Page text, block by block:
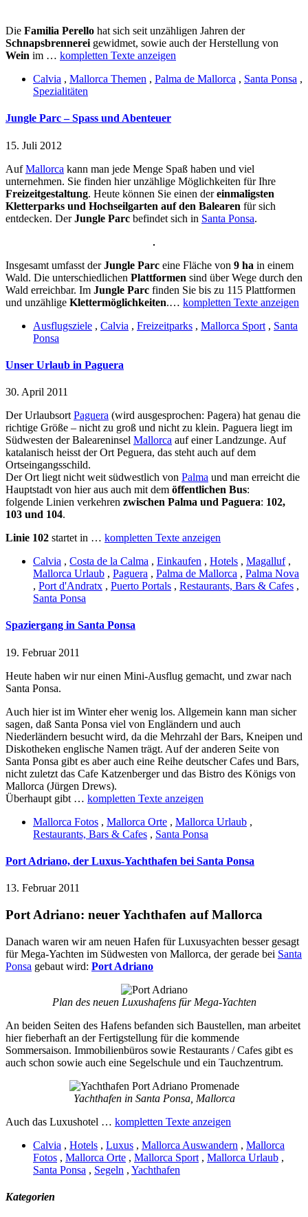
Die Familia Perello hat sich seit unzähligen Jahren der
Schnapsbrennerei gewidmet, sowie auch der Herstellung von
Wein im … kompletten Texte anzeigen
Calvia , Mallorca Themen , Palma de Mallorca , Santa Ponsa ,
Spezialitäten
Jungle Parc – Spass und Abenteuer
15. Juli 2012
AufMallorca kann man jede Menge Spaß haben und viel
unternehmen. Sie finden hier unzählige Möglichkeiten für Ihre
Freizeitgestaltung. Heute können Sie einen dereinmaligsten
Kletterparks und Hochseilgarten auf den Balearen für sich
entdecken. DerJungle Parc befindet sich in Santa Ponsa.
Insgesamt umfasst derJungle Parc eine Fläche von 9 ha in einem
Wald. Die unterschiedlichen Plattformen sind über Wege durch den
Wald erreichbar. Im Jungle Parc finden Sie bis zu 115 Plattformen
und unzählige Klettermöglichkeiten.… kompletten Texte anzeigen
Ausflugsziele , Calvia , Freizeitparks , Mallorca Sport , Santa
Ponsa
Unser Urlaub in Paguera
30. April 2011
Der Urlaubsort Paguera (wird ausgesprochen: Pagera) hat genau die
richtige Größe – nicht zu groß und nicht zu klein. Paguera liegt im
Südwesten der Baleareninsel Mallorca auf einer Landzunge. Auf
katalanisch heisst der Ort Peguera, das steht auch auf dem
Ortseingangsschild.
Der Ort liegt nicht weit südwestlich von Palma und man erreicht die
Hauptstadt von hier aus auch mit dem öffentlichen Bus:
folgende Linien verkehren zwischen Palma und Paguera: 102,
103 und 104.
Linie 102 startet in … kompletten Texte anzeigen
Calvia , Costa de la Calma , Einkaufen , Hotels , Magalluf,
Mallorca Urlaub , Paguera , Palma de Mallorca , Palma Nova
, Port d'Andratx , Puerto Portals , Restaurants, Bars & Cafes ,
Santa Ponsa
Spaziergang in Santa Ponsa
19. Februar 2011
Heute haben wir nur einen Mini-Ausflug gemacht, und zwar nach
Santa Ponsa.
Auch hier ist im Winter eher wenig los. Allgemein kann man sicher
sagen, daß Santa Ponsa viel von Engländern und auch
Niederländern besucht wird, da die Mehrzahl der Bars, Kneipen und
Diskotheken englische Namen trägt. Auf der anderen Seite von
Santa Ponsa gibt es aber auch eine Reihe deutscher Cafes und Bars,
nicht zuletzt das Cafe Katzenberger und das Bistro des Königs von
Mallorca (Jürgen Drews).
Überhaupt gibt … kompletten Texte anzeigen
Mallorca Fotos , Mallorca Orte , Mallorca Urlaub ,
Restaurants, Bars & Cafes , Santa Ponsa
Port Adriano, der Luxus-Yachthafen bei Santa Ponsa
13. Februar 2011
Port Adriano: neuer Yachthafen auf Mallorca
Danach waren wir am neuen Hafen für Luxusyachten besser gesagt
für Mega-Yachten im Südwesten von Mallorca, der gerade bei Santa
Ponsa gebaut wird: Port Adriano
Plan des neuen Luxushafens für Mega-Yachten
An beiden Seiten des Hafens befanden sich Baustellen, man arbeitet
hier fieberhaft an der Fertigstellung für die kommende
Sommersaison. Immobilienbüros sowie Restaurants / Cafes gibt es
auch schon sowie auch eine Segelschule und ein Tauchzentrum.
Yachthafen in Santa Ponsa, Mallorca
Auch das Luxushotel … kompletten Texte anzeigen
Calvia , Hotels , Luxus , Mallorca Auswandern , Mallorca
Fotos , Mallorca Orte , Mallorca Sport , Mallorca Urlaub ,
Santa Ponsa , Segeln , Yachthafen
Kategorien